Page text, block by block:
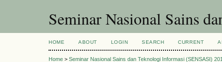
Seminar Nasional Sains
HOME ABOUT LOGIN SEARCH CURRENT
Home > Seminar Nasional Sains dan Teknologi Informasi (SENSASI)